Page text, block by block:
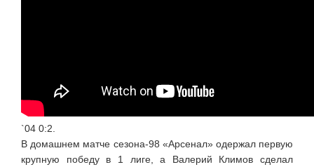
`04 0:2.
В домашнем матче сезона-98 «Арсенал» одержал первую
крупную победу в 1 лиге, а Валерий Климов сделал